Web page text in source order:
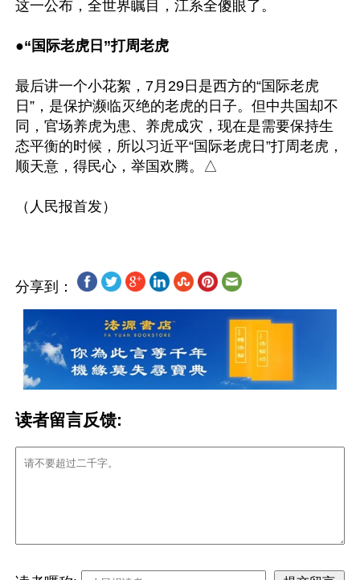
这一公布，全世界瞩目，江系全傻眼了。
●“国际老虎日”打周老虎
最后讲一个小花絮，7月29日是西方的“国际老虎
日”，是保护濒临灭绝的老虎的日子。但中共国却不
同，官场养虎为患、养虎成灾，现在是需要保持生
态平衡的时候，所以习近平“国际老虎日”打周老虎，
顺天意，得民心，举国欢腾。△
分享到：
读者留言反馈: